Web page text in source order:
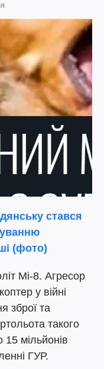
стався
(фото)
Мі-8. Агресор
у війні
зброї та
такого
мільйонів
ГУР.